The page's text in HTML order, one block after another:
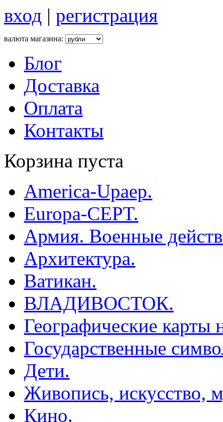
вход | регистрация
валюта магазина:
Блог
Доставка
Оплата
Контакты
Корзина пуста
America-Upaep.
Europa-CEPT.
Армия. Военные
Архитектура.
Ватикан.
ВЛАДИВОСТОК.
Географические карты
Государственные
Дети.
Живопись, искусство,
Кино.